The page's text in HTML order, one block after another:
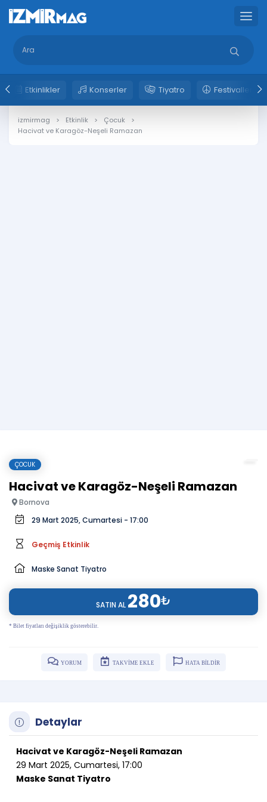
Etkinlikler Konserler Tiyatro Festivaller
izmirmag Etkinlik
Çocuk
Hacivat ve Karagöz-Neşeli Ramazan
ÇOCUK
Hacivat ve Karagöz-Neşeli Ramazan
Bornova
29 Mart 2025, Cumartesi - 17:00
Geçmiş Etkinlik
Maske Sanat Tiyatro
SATIN AL 280₺
* Bilet fiyatları değişiklik gösterebilir.
YORUM TAKVİME EKLE HATA BİLDİR
Detaylar
Hacivat ve Karagöz-Neşeli Ramazan
29 Mart 2025, Cumartesi, 17:00
Maske Sanat Tiyatro